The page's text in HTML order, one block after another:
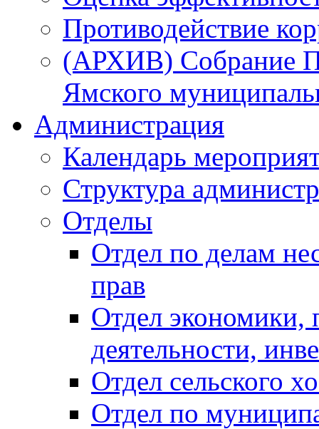
Противодействие
(АРХИВ) Собрание
Ямского
Администрация
Календарь
Структура
Отделы
Отдел по делам
прав
Отдел экономики,
деятельности,
Отдел сельского
Отдел по